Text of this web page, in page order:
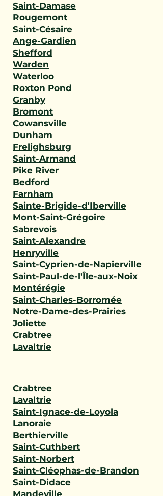
Saint-Damase
Rougemont
Saint-Césaire
Ange-Gardien
Shefford
Warden
Waterloo
Roxton Pond
Granby
Bromont
Cowansville
Dunham
Frelighsburg
Saint-Armand
Pike River
Bedford
Farnham
Sainte-Brigide-d'Iberville
Mont-Saint-Grégoire
Sabrevois
Saint-Alexandre
Henryville
Saint-Cyprien-de-Napierville
Saint-Paul-de-l'Île-aux-Noix
Montérégie
Saint-Charles-Borromée
Notre-Dame-des-Prairies
Joliette
Crabtree
Lavaltrie
Crabtree
Lavaltrie
Saint-Ignace-de-Loyola
Lanoraie
Berthierville
Saint-Cuthbert
Saint-Norbert
Saint-Cléophas-de-Brandon
Saint-Didace
Mandeville